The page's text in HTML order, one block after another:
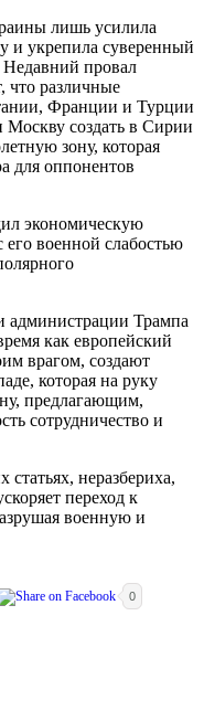
лишь усилила
и укрепила суверенный
Недавний провал
что различные
Франции и Турции
создать в Сирии
зону, которая
для оппонентов
экономическую
военной слабостью
администрации Трампа
как европейский
врагом, создают
которая на руку
предлагающим,
сотрудничество и
неразбериха,
переход к
военную и
0